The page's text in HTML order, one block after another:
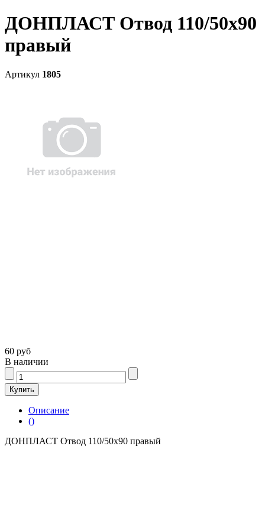
ДОНПЛАСТ Отвод 110/50х90
правый
Артикул 1805
60 руб
В наличии
Описание
()
ДОНПЛАСТ Отвод 110/50х90 правый